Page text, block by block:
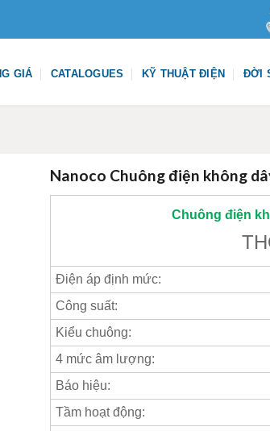
GIÁ CATALOGUES KỸ THUẬT ĐIỆN ĐỜI
Nanoco Chuông điện không
Chuông điện
Điện áp định mức:
Công suất:
Kiểu chuông:
4 mức âm lượng:
Báo hiệu:
Tầm hoạt động: